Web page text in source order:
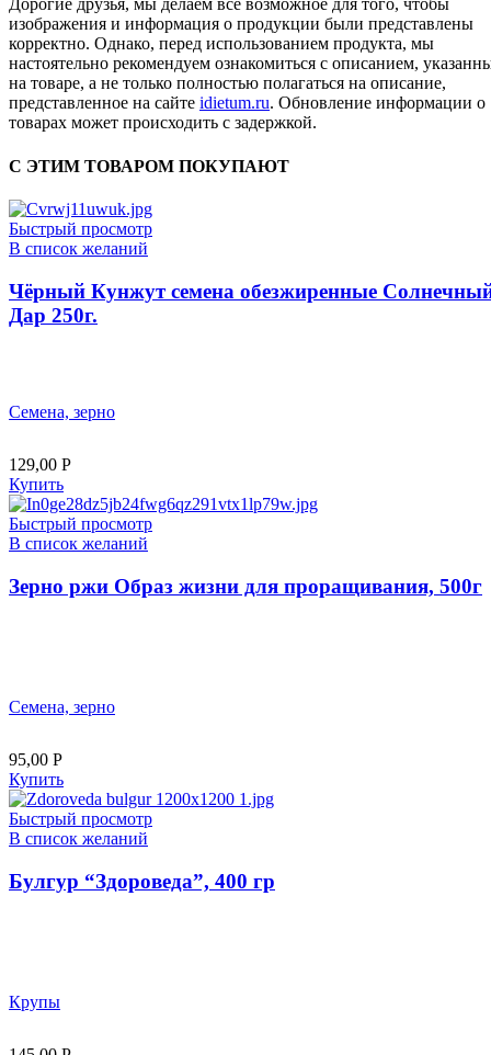
Дорогие друзья, мы делаем всё возможное для того, чтобы
изображения и информация о продукции были представлены
корректно. Однако, перед использованием продукта, мы
настоятельно рекомендуем ознакомиться с описанием,
на товаре, а не только полностью полагаться на описание,
представленное на сайте idietum.ru. Обновление информации о
товарах может происходить с задержкой.
С ЭТИМ ТОВАРОМ ПОКУПАЮТ
Быстрый просмотр
В список желаний
Чёрный Кунжут семена обезжиренные
Дар 250г.
Семена, зерно
129,00 Р
Купить
Быстрый просмотр
В список желаний
Зерно ржи Образ жизни для проращивания, 500г
Семена, зерно
95,00 Р
Купить
Быстрый просмотр
В список желаний
Булгур “Здороведа”, 400 гр
Крупы